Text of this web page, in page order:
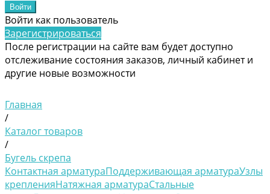
Войти как пользователь
Зарегистрироваться
После регистрации на сайте вам будет доступно
отслеживание состояния заказов, личный кабинет и
другие новые возможности
Главная
/
Каталог товаров
/
Бугель скрепа
Контактная арматураПоддерживающая арматураУзлы
крепленияНатяжная арматураСтальные